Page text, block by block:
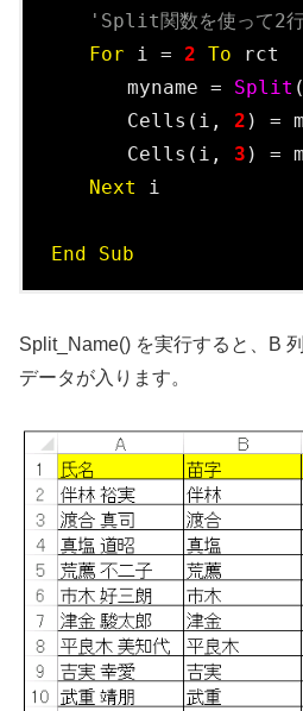
'Split関数を使って2行
For i = 2 To rct
myname = Split
Cells(i, 2 ) =
Cells(i, 3 ) =
Next
i
End Sub
Split_Name() を実行すると、B
データが入ります。